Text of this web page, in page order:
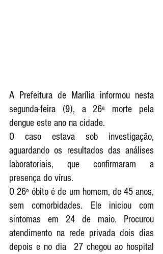
A Prefeitura de Marília informou nesta
segunda-feira (9), a 26ª morte pela
dengue este ano na cidade.
O caso estava sob investigação,
aguardando os resultados das análises
laboratoriais, que confirmaram a
presença do vírus.
O 26º óbito é de um homem, de 45 anos,
sem comorbidades. Ele iniciou com
sintomas em 24 de maio. Procurou
atendimento na rede privada dois dias
depois e no dia  27 chegou ao hospital